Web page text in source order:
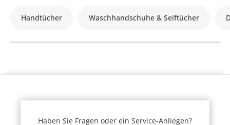
Handtücher Waschhandschuhe & Seiftücher
Haben Sie Fragen oder ein Service-Anliegen?